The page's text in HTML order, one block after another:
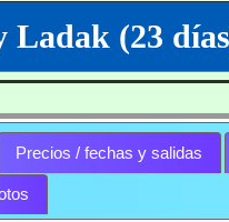
Ladak (23
Precios / fechas y salidas